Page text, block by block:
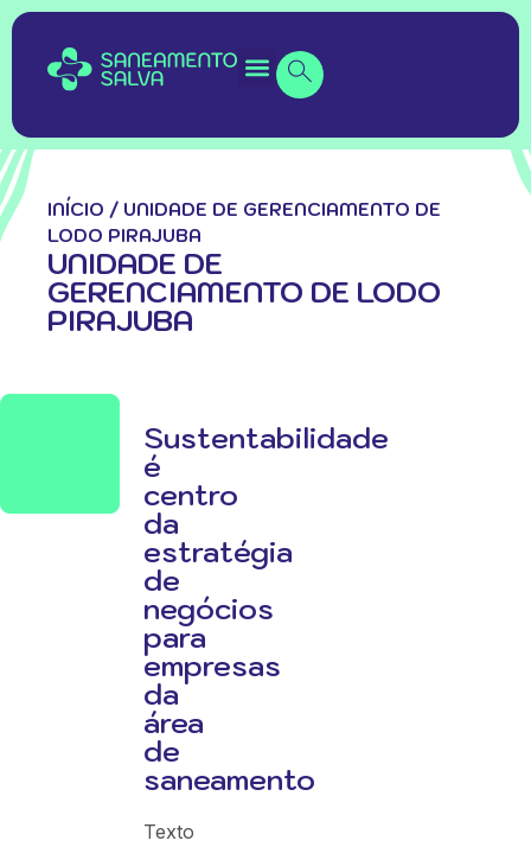
INÍCIO / UNIDADE DE GERENCIAMENTO DE
LODO PIRAJUBA
UNIDADE DE
GERENCIAMENTO DE LODO
PIRAJUBA
Sustentabilidade
é
centro
da
estratégia
de
negócios
para
empresas
da
área
de
saneamento
Texto